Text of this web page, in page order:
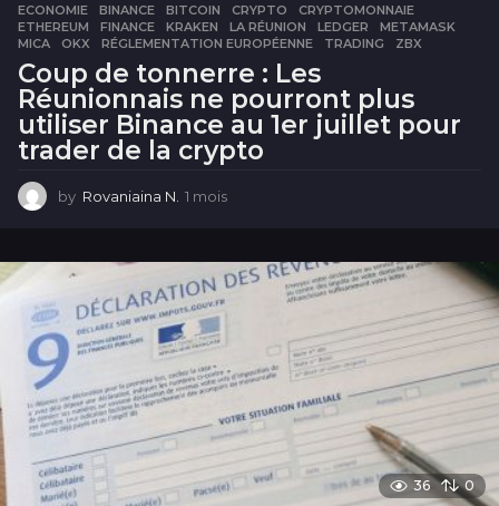
ECONOMIE BINANCE ,BITCOIN ,CRYPTO ,CRYPTOMONNAIE
ETHEREUM
,FINANCE ,KRAKEN ,LA RÉUNION ,LEDGER ,METAMASK
MICA
,OKX ,RÉGLEMENTATION EUROPÉENNE ,TRADING ,ZBX
Coup de tonnerre : Les
Réunionnais ne pourront plus
utiliser Binance au 1er juillet pour
trader de la crypto
by Rovaniaina N. 1 mois
i
s
36 0